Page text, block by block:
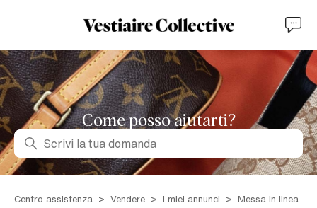
Come posso aiutarti?
Ricerca
Centro assistenza Vendere I miei annunci Messa in linea